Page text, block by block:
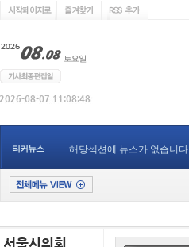
티커뉴스 해당섹션에 뉴스가 없습니다